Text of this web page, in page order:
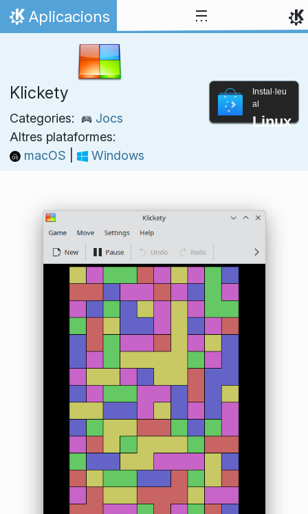
Salta al contingut
Inici
Aplicacions
Klickety
Categories:
Jocs
Altres plataformes:
macOS
Windows
Instal·leu
al
Linux